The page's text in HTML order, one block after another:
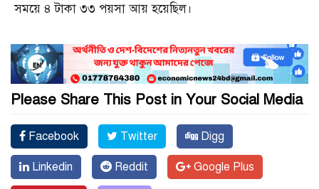
সময়ে ৪ টাকা ৩৩ পয়সা আয় হয়েছিল।
Please Share This Post in Your Social Media
Facebook Twitter Digg
Linkedin Reddit Google Plus